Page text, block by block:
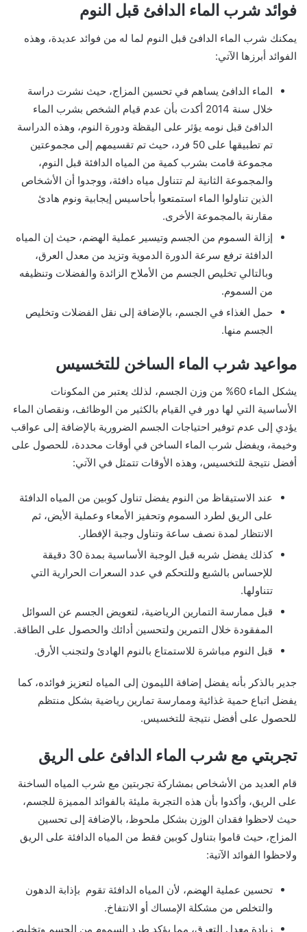
فوائد شرب الماء الدافئ قبل النوم
يمكنك شرب الماء الدافئ قبل النوم لما له من فوائد عديدة، وهذه
الفوائد أبرزها الآتي:
الماء الدافئ يساهم في تحسين المزاج، حيث نشرت دراسة
خلال سنة 2014 أكدت بأن عدم قيام الشخص بشرب الماء
الدافئ قبل نومه يؤثر على اليقظة ودورة النوم، وهذه الدراسة
تم تطبيقها على 50 فرد، حيث تم تقسيمهم إلى مجموعتين
مجموعة قامت بشرب كمية من المياه الدافئة قبل النوم،
والمجموعة الثانية لم تتناول مياه دافئة، ووجدوا أن الأشخاص
الذين تناولوا الماء استمتعوا بأحاسيس إيجابية ونوم هادئ
مقارنة بالمجموعة الأخرى.
إزالة السموم من الجسم وتيسير عملية الهضم، حيث إن المياه
الدافئة ترفع سرعة الدورة الدموية وتزيد من معدل العرق،
وبالتالي تخليص الجسم من الأملاح الزائدة والفضلات وتنظيفه
من السموم.
حمل الغذاء في الجسم، بالإضافة إلى نقل الفضلات وتخليص
الجسم منها.
مواعيد شرب الماء الساخن للتخسيس
يشكل الماء 60% من وزن الجسم، لذلك يعتبر من المكونات
الأساسية التي لها دور في القيام بالكثير من الوظائف، ونقصان الماء
يؤدي إلى عدم توفير احتياجات الجسم الضرورية بالإضافة إلى عواقب
وخيمة، ويفضل شرب الماء الساخن في أوقات محددة، للحصول على
أفضل نتيجة للتخسيس، وهذه الأوقات تتمثل في الآتي:
عند الاستيقاظ من النوم يفضل تناول كوبين من المياه الدافئة
على الريق لطرد السموم وتحفيز الأمعاء وعملية الأيض، ثم
الانتظار لمدة نصف ساعة وتناول وجبة الإفطار.
كذلك يفضل شربه قبل الوجبة الأساسية بمدة 30 دقيقة
للإحساس بالشبع وللتحكم في عدد السعرات الحرارية التي
تتناولها.
قبل ممارسة التمارين الرياضية، لتعويض الجسم عن السوائل
المفقودة خلال التمرين ولتحسين أدائك والحصول على الطاقة.
قبل النوم مباشرة للاستمتاع بالنوم الهادئ ولتجنب الأرق.
جدير بالذكر بأنه يفضل إضافة الليمون إلى المياه لتعزيز فوائده، كما
يفضل اتباع حمية غذائية وممارسة تمارين رياضية بشكل منتظم
للحصول على أفضل نتيجة للتخسيس.
تجربتي مع شرب الماء الدافئ على الريق
قام العديد من الأشخاص بمشاركة تجربتين مع شرب المياه الساخنة
على الريق، وأكدوا بأن هذه التجربة مليئة بالفوائد المميزة للجسم،
حيث لاحظوا فقدان الوزن بشكل ملحوظ، بالإضافة إلى تحسين
المزاج، حيث قاموا بتناول كوبين فقط من المياه الدافئة على الريق
ولاحظوا الفوائد الآتية:
تحسين عملية الهضم، لأن المياه الدافئة تقوم بإذابة الدهون
والتخلص من مشكلة الإمساك أو الانتفاخ.
زيادة معدل التعرق، مما يؤكد طرد السموم من الجسم وتخليص